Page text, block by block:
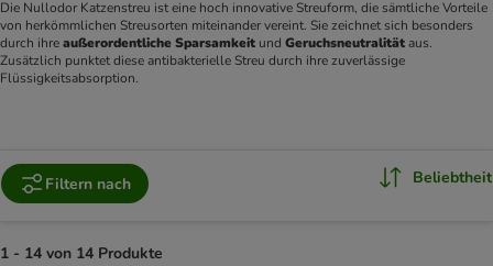
Die Nullodor Katzenstreu ist eine hoch innovative Streuform, die sämtliche Vorteile
von herkömmlichen Streusorten miteinander vereint. Sie zeichnet sich besonders
durch ihre außerordentliche Sparsamkeit und Geruchsneutralität aus.
Zusätzlich punktet diese antibakterielle Streu durch ihre zuverlässige
Flüssigkeitsabsorption.
Filtern nach Beliebtheit
1 - 14 von 14 Produkte